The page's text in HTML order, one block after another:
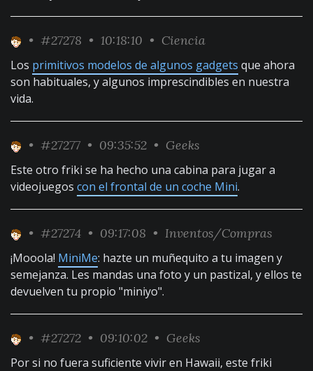
• #27278 • 10:18:10 • Ciencia
Los primitivos modelos de algunos gadgets que ahora
son habituales, y algunos imprescindibles en nuestra
vida.
• #27277 • 09:35:52 • Geeks
Este otro friki se ha hecho una cabina para jugar a
videojuegos con el frontal de un coche Mini.
• #27274 • 09:17:08 • Inventos/Compras
¡Mooola! MiniMe: hazte un muñequito a tu imagen y
semejanza. Les mandas una foto y un pastizal, y ellos te
devuelven tu propio "miniyo".
• #27272 • 09:10:02 • Geeks
Por si no fuera suficiente vivir en Hawaii, este friki